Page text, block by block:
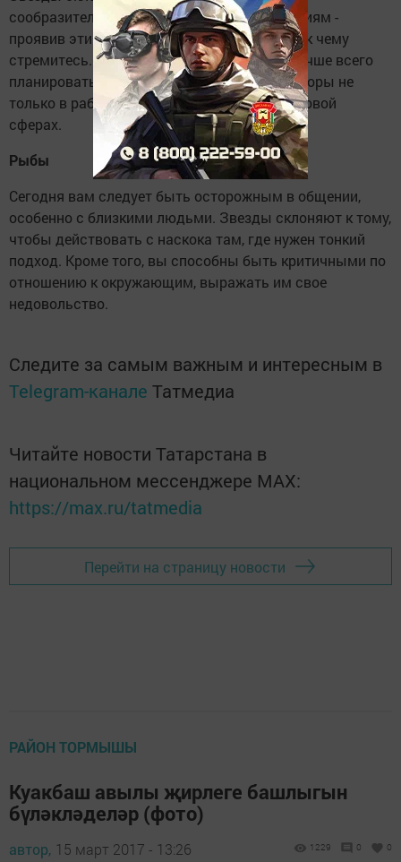
сообразительности и решительным действиям -
проявив эти качества, вы добьетесь всего, к чему
стремитесь. Именно поэтому на сегодня лучше всего
планировать ответственные дела и переговоры не
только в рабочей, но и в личной, и в финансовой
сферах.
Рыбы
Сегодня вам следует быть осторожным в общении,
особенно с близкими людьми. Звезды склоняют к тому,
чтобы действовать с наскока там, где нужен тонкий
подход. Кроме того, вы способны быть критичными по
отношению к окружающим, выражать им свое
недовольство.
Следите за самым важным и интересным в
Telegram-канале Татмедиа
Читайте новости Татарстана в
национальном мессенджере MАХ:
https://max.ru/tatmedia
Перейти на страницу новости
РАЙОН ТОРМЫШЫ
Куакбаш авылы җирлеге башлыгын
бүләкләделәр (фото)
автор, 15 март 2017 - 13:26 1229 0 0